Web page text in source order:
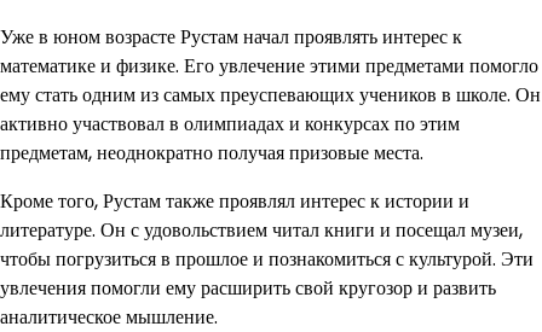
Уже в юном возрасте Рустам начал проявлять интерес к
математике и физике. Его увлечение этими предметами помогло
ему стать одним из самых преуспевающих учеников в школе. Он
активно участвовал в олимпиадах и конкурсах по этим
предметам, неоднократно получая призовые места.
Кроме того, Рустам также проявлял интерес к истории и
литературе. Он с удовольствием читал книги и посещал музеи,
чтобы погрузиться в прошлое и познакомиться с культурой. Эти
увлечения помогли ему расширить свой кругозор и развить
аналитическое мышление.